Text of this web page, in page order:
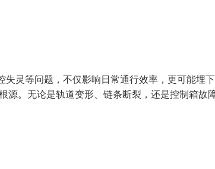
灵等问题，不仅影响日常通行效率，更可能埋
源。无论是轨道变形、链条断裂，还是控制箱故